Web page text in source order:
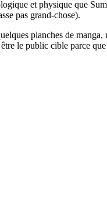
et physique que
pas grand-chose).
planches de
le public cible parce que